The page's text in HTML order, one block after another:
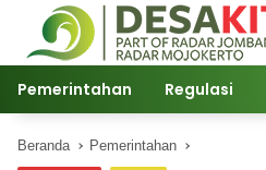
Langsung
konten
Pemerintahan Regulasi
Beranda Pemerintahan